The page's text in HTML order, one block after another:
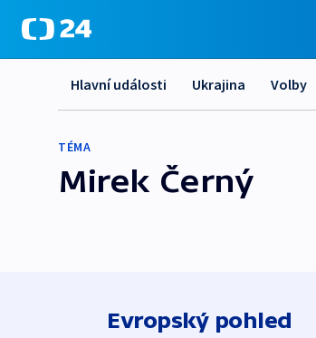
Hlavní události Ukrajina Volby
TÉMA
Mirek Černý
Evropský pohled